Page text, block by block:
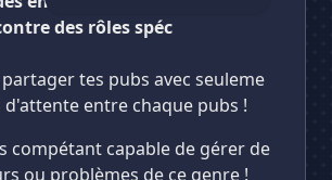
des rôles spéc
tes pubs avec seuleme
d'attente entre chaque pubs !
compétant capable de gérer de
ou problèmes de ce genre !